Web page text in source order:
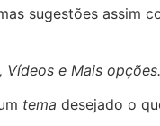
sugestões assim
Vídeos e Mais
tema desejado o